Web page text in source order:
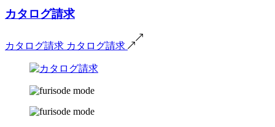
カタログ請求
カタログ請求 カタログ請求